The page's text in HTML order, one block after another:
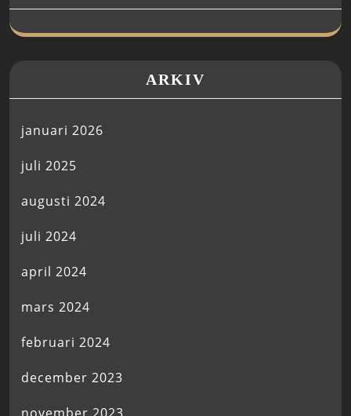
ARKIV
januari 2026
juli 2025
augusti 2024
juli 2024
april 2024
mars 2024
februari 2024
december 2023